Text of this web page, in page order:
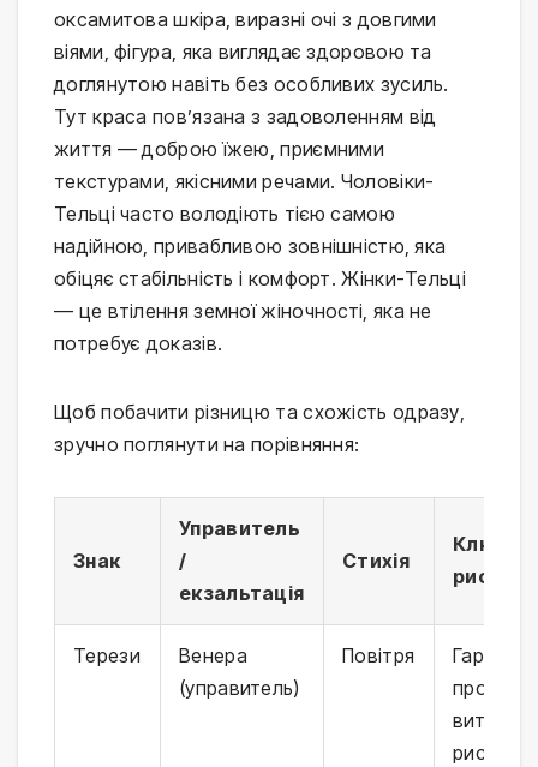
оксамитова шкіра, виразні очі з довгими
віями, фігура, яка виглядає здоровою та
доглянутою навіть без особливих зусиль.
Тут краса пов’язана з задоволенням від
життя — доброю їжею, приємними
текстурами, якісними речами. Чоловіки-
Тельці часто володіють тією самою
надійною, привабливою зовнішністю, яка
обіцяє стабільність і комфорт. Жінки-Тельці
— це втілення земної жіночності, яка не
потребує доказів.
Щоб побачити різницю та схожість одразу,
зручно поглянути на порівняння:
Знак
Управитель
/
екзальтація
Стихія
Ключові
риси
Терези
Венера
(управитель)
Повітря
риси,